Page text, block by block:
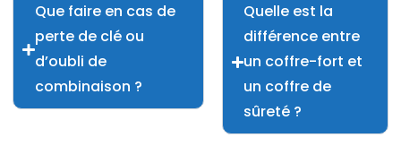
Que faire en cas de
perte de clé ou
d’oubli de
combinaison ?
Quelle est la
différence entre
un coffre-fort et
un coffre de
sûreté ?